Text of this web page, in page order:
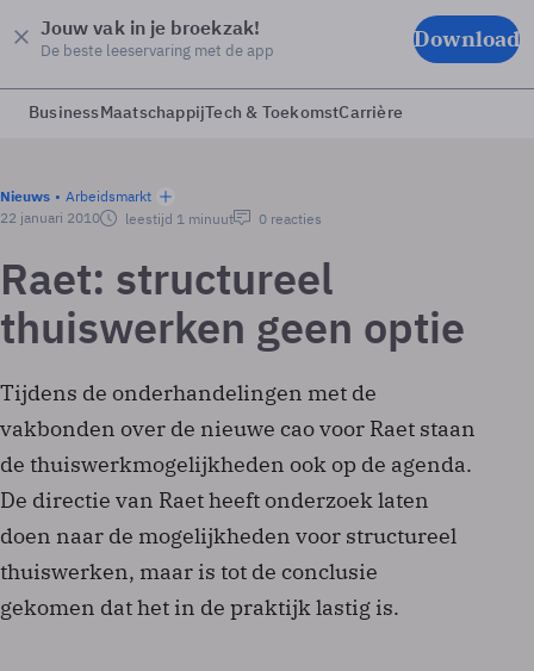
Jouw vak in je broekzak!
De beste leeservaring met de app Download
BusinessMaatschappijTech & ToekomstCarrière
Nieuws
Arbeidsmarkt
22 januari 2010
leestijd 1 minuut 0 reacties
Raet: structureel
thuiswerken geen optie
Tijdens de onderhandelingen met de
vakbonden over de nieuwe cao voor Raet staan
de thuiswerkmogelijkheden ook op de agenda.
De directie van Raet heeft onderzoek laten
doen naar de mogelijkheden voor structureel
thuiswerken, maar is tot de conclusie
gekomen dat het in de praktijk lastig is.